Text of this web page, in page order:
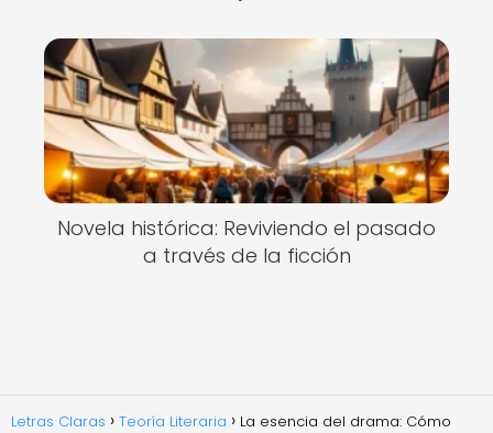
Novela histórica: Reviviendo el pasado
a través de la ficción
Letras Claras Teoría Literaria La esencia del drama: Cómo